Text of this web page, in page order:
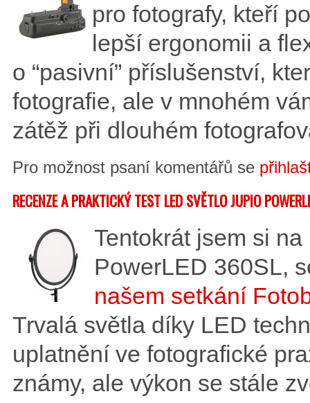
pro fotografy, kteří
lepší ergonomii a
o “pasivní” příslušenství,
fotografie, ale v mnohém
zátěž při dlouhém
Pro možnost psaní komentářů se
RECENZE A PRAKTICKÝ TEST LED SVĚTLO JUPIO
Tentokrát jsem si
PowerLED 360SL,
našem setkání
Trvalá světla díky LED
uplatnění ve fotografické
známy, ale výkon se stále